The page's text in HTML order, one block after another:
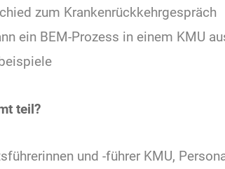
zum Krankenrückkehrgespräch
ein BEM-Prozess in einem KMU
teil?
und -führer KMU,